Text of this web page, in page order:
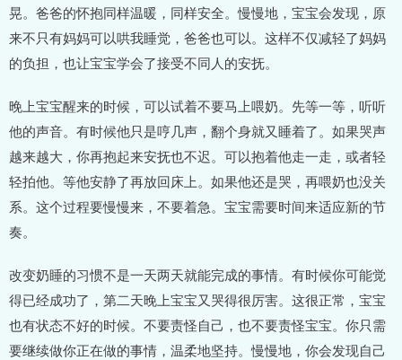
晃。爸爸的怀抱同样温暖，同样安全。慢慢地，宝宝会发现，原
来不只有妈妈可以哄我睡觉，爸爸也可以。这样不仅减轻了妈妈
的负担，也让宝宝学会了接受不同人的安抚。
晚上宝宝醒来的时候，可以试着不要马上喂奶。先等一等，听听
他的声音。有时候他只是哼几声，翻个身就又睡着了。如果哭声
越来越大，你再抱起来安抚也不迟。可以抱着他走一走，或者轻
轻拍他。等他安静了再放回床上。如果他还是哭，再喂奶也没关
系。这个过程要慢慢来，不要着急。宝宝需要时间来适应新的节
奏。
改变奶睡的习惯不是一天两天就能完成的事情。有时候你可能觉
得已经成功了，第二天晚上宝宝又哭得很厉害。这很正常，宝宝
也有状态不好的时候。不要责怪自己，也不要责怪宝宝。你只需
要继续做你正在做的事情，温柔地坚持。慢慢地，你会发现自己